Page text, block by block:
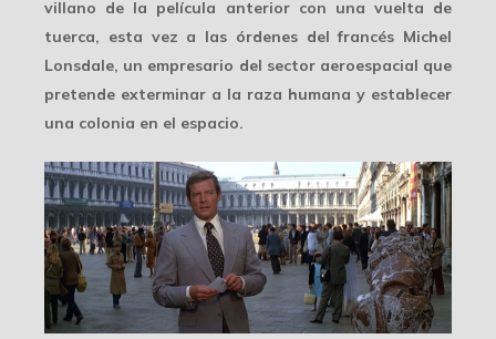
villano de la película anterior con una vuelta de
tuerca, esta vez a las órdenes del francés Michel
Lonsdale, un empresario del sector aeroespacial que
pretende exterminar a la raza humana y establecer
una colonia en el espacio.